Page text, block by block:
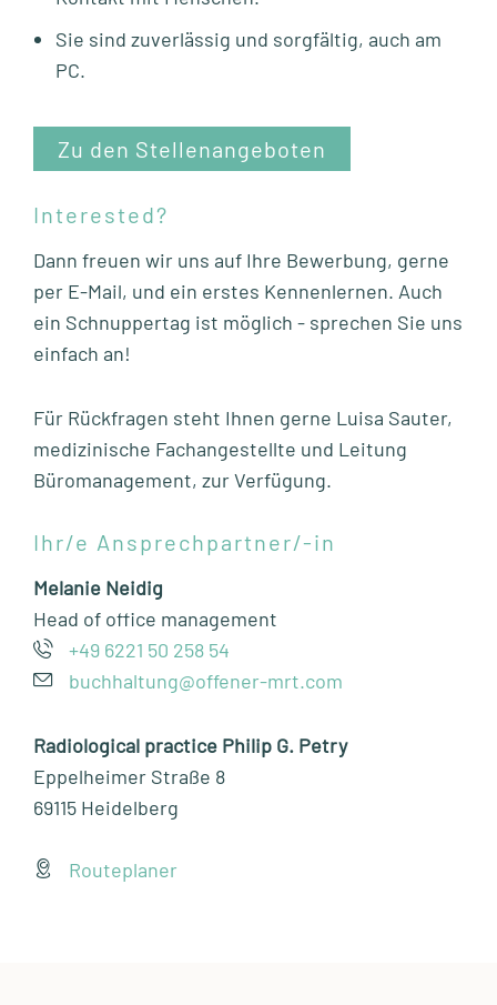
Sie sind zuverlässig und sorgfältig, auch am
PC.
Zu den Stellenangeboten
Interested?
Dann freuen wir uns auf Ihre Bewerbung, gerne
per E-Mail, und ein erstes Kennenlernen. Auch
ein Schnuppertag ist möglich - sprechen Sie uns
einfach an!
Für Rückfragen steht Ihnen gerne Luisa Sauter,
medizinische Fachangestellte und Leitung
Büromanagement, zur Verfügung.
Ihr/e Ansprechpartner/-in
Melanie Neidig
Head of office management
+49 6221 50 258 54
buchhaltung@offener-mrt.com
Radiological practice Philip G. Petry
Eppelheimer Straße 8
69115 Heidelberg
Routeplaner